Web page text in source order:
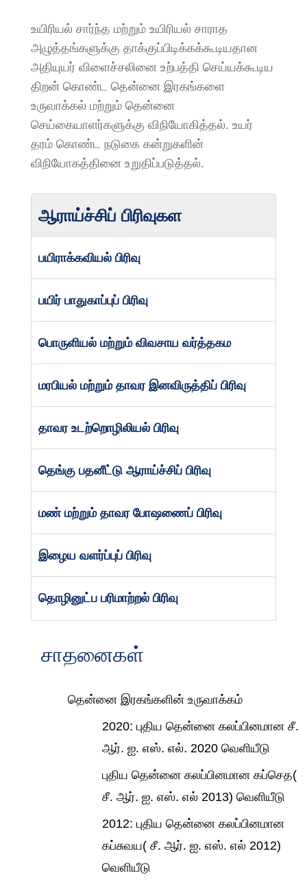
உயிரியல் சார்ந்த மற்றும் உயிரியல் சாராத
அழுத்தங்களுக்கு தாக்குப்பிடிக்கக்கூடியதான
அதியுயர் விளைச்சலினை உற்பத்தி செய்யக்கூடிய
திறன் கொண்ட தென்னை இரகங்களை
உருவாக்கல் மற்றும் தென்னை
செய்கையாளர்களுக்கு விநியோகித்தல். உயர்
தரம் கொண்ட நடுகை கன்றுகளின்
விநியோகத்தினை உறுதிப்படுத்தல்.
ஆராய்ச்சிப் பிரிவுகள
பயிராக்கவியல் பிரிவு
பயிர் பாதுகாப்புப் பிரிவு
பொருளியல் மற்றும் விவசாய வர்த்தகம
மரபியல் மற்றும் தாவர இனவிருத்திப் பிரிவு
தாவர உடற்றொழிலியல் பிரிவு
தெங்கு பதனீட்டு ஆராய்ச்சிப் பிரிவு
மண் மற்றும் தாவர போஷணைப் பிரிவு
இழைய வளர்ப்புப் பிரிவு
தொழினுட்ப பரிமாற்றல் பிரிவு
சாதனைகள்
தென்னை இரகங்களின் உருவாக்கம்
2020: புதிய தென்னை கலப்பினமான சீ.
ஆர். ஐ. எஸ். எல். 2020 வெளியீடு
புதிய தென்னை கலப்பினமான கப்செத(
சீ. ஆர். ஐ. எஸ். எல் 2013) வெளியீடு
2012: புதிய தென்னை கலப்பினமான
கப்சுவய( சீ. ஆர். ஐ. எஸ். எல் 2012)
வெளியீடு